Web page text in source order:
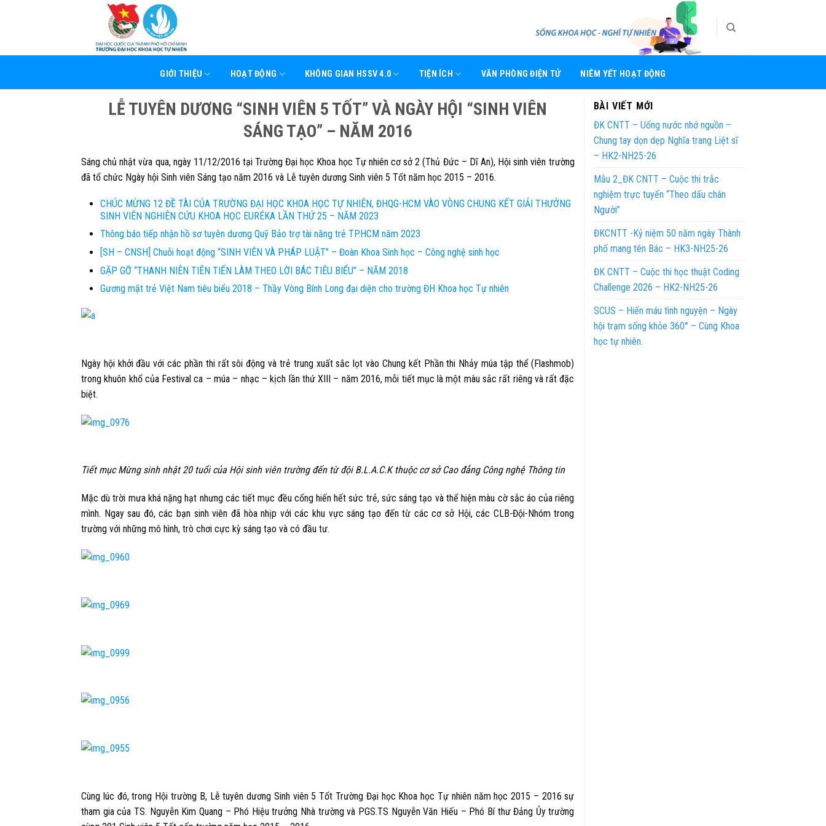
GIỚI THIỆU HOẠT ĐỘNG KHÔNG GIAN HSSV 4.0 TIỆN ÍCH VĂN PHÒNG ĐIỆN TỬ NIÊM YẾT HOẠT ĐỘNG
LỄ TUYÊN DƯƠNG “SINH VIÊN 5 TỐT” VÀ NGÀY HỘI “SINH VIÊN
SÁNG TẠO” – NĂM 2016
Sáng chủ nhật vừa qua, ngày 11/12/2016 tại Trường Đại học Khoa học Tự nhiên cơ sở 2 (Thủ Đức – Dĩ An), Hội sinh viên trường
đã tổ chức Ngày hội Sinh viên Sáng tạo năm 2016 và Lễ tuyên dương Sinh viên 5 Tốt năm học 2015 – 2016.
CHÚC MỪNG 12 ĐỀ TÀI CỦA TRƯỜNG ĐẠI HỌC KHOA HỌC TỰ NHIÊN, ĐHQG-HCM VÀO VÒNG CHUNG KẾT GIẢI THƯỞNG
SINH VIÊN NGHIÊN CỨU KHOA HỌC EURÉKA LẦN THỨ 25 – NĂM 2023
Thông báo tiếp nhận hồ sơ tuyên dương Quỹ Bảo trợ tài năng trẻ TP.HCM năm 2023
[SH – CNSH] Chuỗi hoạt động “SINH VIÊN VÀ PHÁP LUẬT” – Đoàn Khoa Sinh học – Công nghệ sinh học
GẶP GỠ “THANH NIÊN TIÊN TIẾN LÀM THEO LỜI BÁC TIÊU BIỂU” – NĂM 2018
Gương mặt trẻ Việt Nam tiêu biểu 2018 – Thầy Vòng Bính Long đại diện cho trường ĐH Khoa học Tự nhiên
Ngày hội khởi đầu với các phần thi rất sôi động và trẻ trung xuất sắc lọt vào Chung kết Phần thi Nhảy múa tập thể (Flashmob)
trong khuôn khổ của Festival ca – múa – nhạc – kịch lần thứ XIII – năm 2016, mỗi tiết mục là một màu sắc rất riêng và rất đặc
biệt.
Tiết mục Mừng sinh nhật 20 tuổi của Hội sinh viên trường đến từ đội B.L.A.C.K thuộc cơ sở Cao đẳng Công nghệ Thông tin
Mặc dù trời mưa khá nặng hạt nhưng các tiết mục đều cống hiến hết sức trẻ, sức sáng tạo và thể hiện màu cờ sắc áo của riêng
mình. Ngay sau đó, các bạn sinh viên đã hòa nhịp với các khu vực sáng tạo đến từ các cơ sở Hội, các CLB-Đội-Nhóm trong
trường với những mô hình, trò chơi cực kỳ sáng tạo và có đầu tư.
Cùng lúc đó, trong Hội trường B, Lễ tuyên dương Sinh viên 5 Tốt Trường Đại học Khoa học Tự nhiên năm học 2015 – 2016 sự
tham gia của TS. Nguyễn Kim Quang – Phó Hiệu trưởng Nhà trường và PGS.TS Nguyễn Văn Hiếu – Phó Bí thư Đảng Ủy trường
BÀI VIẾT MỚI
ĐK CNTT – Uống nước nhớ nguồn –
Chung tay dọn dẹp Nghĩa trang Liệt sĩ
– HK2-NH25-26
Mẫu 2_ĐK CNTT – Cuộc thi trắc
nghiệm trực tuyến “Theo dấu chân
Người”
ĐKCNTT -Kỷ niệm 50 năm ngày Thành
phố mang tên Bác – HK3-NH25-26
ĐK CNTT – Cuộc thi học thuật Coding
Challenge 2026 – HK2-NH25-26
SCUS – Hiến máu tình nguyện – Ngày
hội trạm sống khỏe 360° – Cùng Khoa
học tự nhiên.